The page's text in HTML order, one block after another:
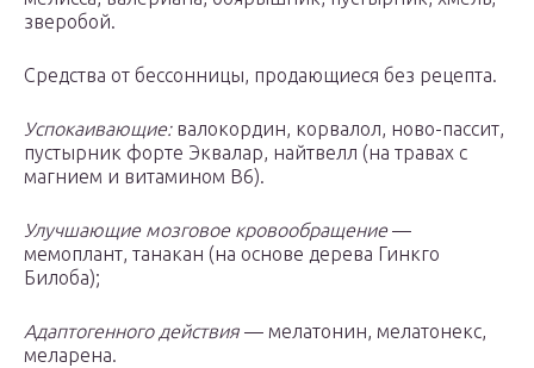
зверобой.
Средства от бессонницы, продающиеся без рецепта.
Успокаивающие:валокордин, корвалол, ново-пассит,
пустырник форте Эквалар, найтвелл (на травах с
магнием и витамином В6).
Улучшающие мозговое кровообращение—
мемоплант, танакан (на основе дерева Гинкго
Билоба);
Адаптогенного действия — мелатонин, мелатонекс,
меларена.